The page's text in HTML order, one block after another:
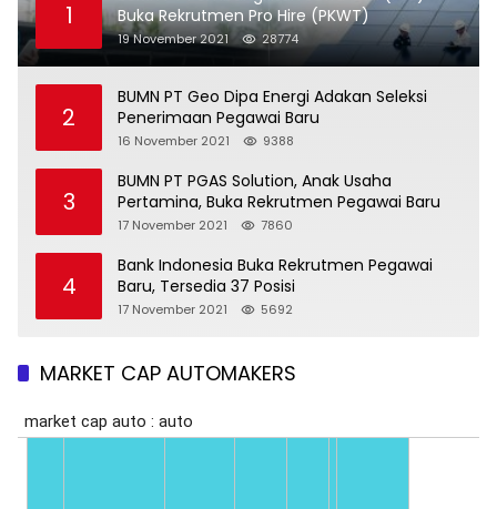
1
Buka Rekrutmen Pro Hire (PKWT)
19 November 2021 28774
2
BUMN PT Geo Dipa Energi Adakan Seleksi
Penerimaan Pegawai Baru
16 November 2021 9388
3
BUMN PT PGAS Solution, Anak Usaha
Pertamina, Buka Rekrutmen Pegawai Baru
17 November 2021 7860
4
Bank Indonesia Buka Rekrutmen Pegawai
Baru, Tersedia 37 Posisi
17 November 2021 5692
MARKET CAP AUTOMAKERS